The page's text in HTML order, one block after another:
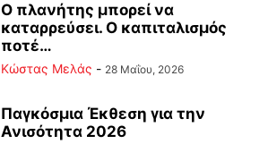
Ο πλανήτης μπορεί να
καταρρεύσει. Ο καπιταλισμός
ποτέ…
Κώστας Μελάς - 28 Μαΐου, 2026
Παγκόσμια Έκθεση για την
Ανισότητα 2026